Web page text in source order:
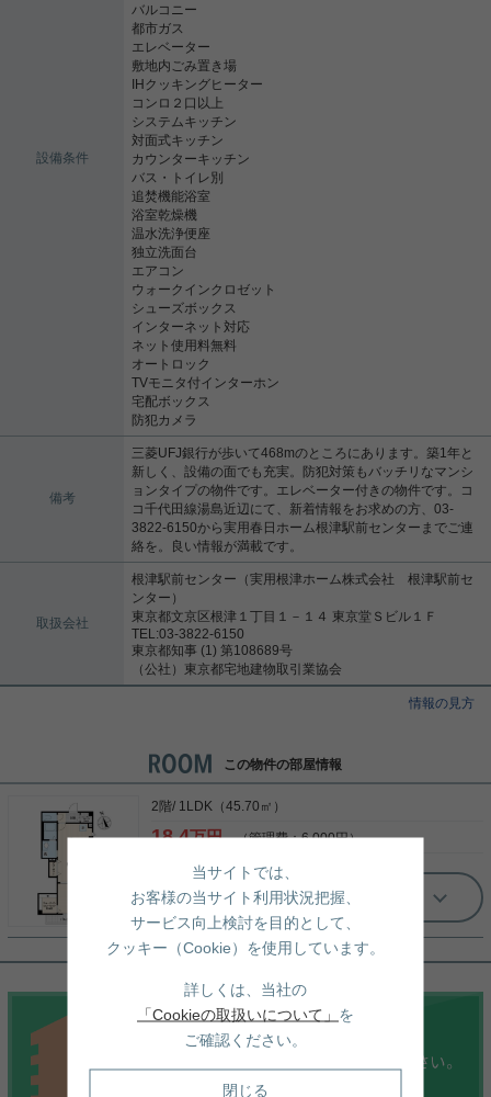
設備条件
バルコニー
都市ガス
エレベーター
敷地内ごみ置き場
IHクッキングヒーター
コンロ２口以上
システムキッチン
対面式キッチン
カウンターキッチン
バス・トイレ別
追焚機能浴室
浴室乾燥機
温水洗浄便座
独立洗面台
エアコン
ウォークインクロゼット
シューズボックス
インターネット対応
ネット使用料無料
オートロック
TVモニタ付インターホン
宅配ボックス
防犯カメラ
備考
三菱UFJ銀行が歩いて468mのところにあります。築1年と
新しく、設備の面でも充実。防犯対策もバッチリなマンシ
ョンタイプの物件です。エレベーター付きの物件です。コ
コ千代田線湯島近辺にて、新着情報をお求めの方、03-
3822-6150から実用春日ホーム根津駅前センターまでご連
絡を。良い情報が満載です。
取扱会社
根津駅前センター（実用根津ホーム株式会社 根津駅前セ
ンター）
東京都文京区根津１丁目１－１４ 東京堂Ｓビル１Ｆ
TEL:03-3822-6150
東京都知事 (1) 第108689号
（公社）東京都宅地建物取引業協会
情報の見方
この物件の部屋情報
2階/ 1LDK（45.70㎡）
18.4万円（管理費：6,000円）
当サイトでは、
お客様の当サイト利用状況把握、
サービス向上検討を目的として、
クッキー（Cookie）を使用しています。
詳しくは、当社の
「Cookieの取扱いについて」 を
ご確認ください。
閉じる